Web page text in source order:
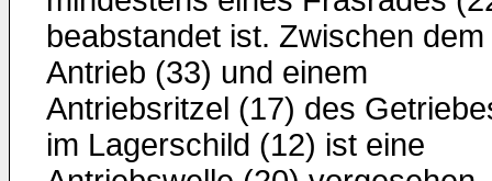
beabstandet ist. Zwischen dem
Antrieb (33) und einem
Antriebsritzel (17) des
im Lagerschild (12) ist eine